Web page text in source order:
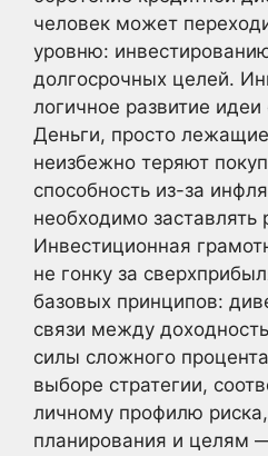
человек может
уровню:
долгосрочных целей.
логичное развитие
Деньги, просто
неизбежно теряют
способность из-за
необходимо заставлять
Инвестиционная
не гонку за
базовых принципов:
связи между
силы сложного
выборе стратегии,
личному профилю риска,
планирования и целям